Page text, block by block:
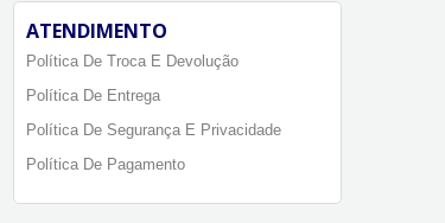
ATENDIMENTO
Política De Troca E Devolução
Política De Entrega
Política De Segurança E Privacidade
Política De Pagamento